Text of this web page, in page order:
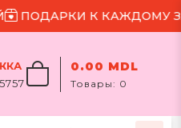
К КАЖДОМУ
0.00 MDL
Товары: 0